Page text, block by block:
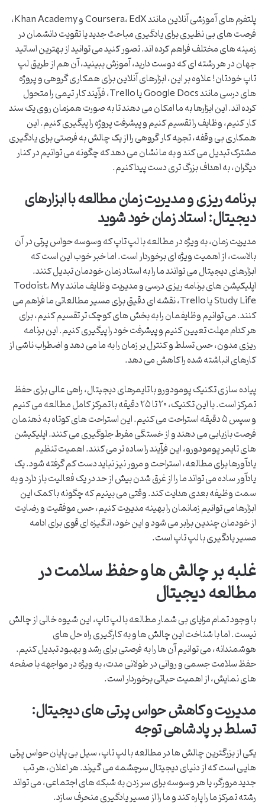
پلتفرم های آموزشی آنلاین مانند Coursera، EdX و Khan Academy،
فرصت های بی نظیری برای یادگیری مباحث جدید یا تقویت دانشمان در
زمینه های مختلف فراهم کرده اند. تصور کنید می توانید از بهترین اساتید
جهان در هر رشته ای که دوست دارید، آموزش ببینید، آن هم از طریق لپ
تاپ خودتان! علاوه بر این، ابزارهای آنلاین برای همکاری گروهی و پروژه
های درسی مانند Google Docs یا Trello، فرآیند کار تیمی را متحول
کرده اند. این ابزارها به ما امکان می دهند تا به صورت همزمان روی یک سند
کار کنیم، وظایف را تقسیم کنیم و پیشرفت پروژه را پیگیری کنیم. این
همکاری بی وقفه، تجربه کار گروهی را از یک چالش به فرصتی برای یادگیری
مشترک تبدیل می کند و به ما نشان می دهد که چگونه می توانیم در کنار
دیگران، به اهداف بزرگ تری دست پیدا کنیم.
برنامه ریزی و مدیریت زمان مطالعه با ابزارهای
دیجیتال: استاد زمان خود شوید
مدیریت زمان، به ویژه در مطالعه با لپ تاپ که وسوسه حواس پرتی در آن
بالاست، از اهمیت ویژه ای برخوردار است. اما خبر خوب این است که
ابزارهای دیجیتال می توانند ما را به استاد زمان خودمان تبدیل کنند.
اپلیکیشن های برنامه ریزی درسی و مدیریت وظایف مانند Todoist، My
Study Life یا Trello، نقشه ای دقیق برای مسیر مطالعاتی ما فراهم می
کنند. می توانیم وظایفمان را به بخش های کوچک تر تقسیم کنیم، برای
هر کدام مهلت تعیین کنیم و پیشرفت خود را پیگیری کنیم. این برنامه
ریزی مدون، حس تسلط و کنترل بر زمان را به ما می دهد و اضطراب ناشی از
کارهای انباشته شده را کاهش می دهد.
پیاده سازی تکنیک پومودورو با تایمرهای دیجیتال، راهی عالی برای حفظ
تمرکز است. با این تکنیک، ۲۰ تا ۲۵ دقیقه با تمرکز کامل مطالعه می کنیم
و سپس ۵ دقیقه استراحت می کنیم. این استراحت های کوتاه به ذهنمان
فرصت بازیابی می دهند و از خستگی مفرط جلوگیری می کنند. اپلیکیشن
های تایمر پومودورو، این فرآیند را ساده تر می کنند. اهمیت تنظیم
یادآورها برای مطالعه، استراحت و مرور نیز نباید دست کم گرفته شود. یک
یادآور ساده می تواند ما را از غرق شدن بیش از حد در یک فعالیت باز دارد و به
سمت وظیفه بعدی هدایت کند. وقتی می بینیم که چگونه با کمک این
ابزارها می توانیم زمانمان را بهینه مدیریت کنیم، حس موفقیت و رضایت
از خودمان چندین برابر می شود و این خود، انگیزه ای قوی برای ادامه
مسیر یادگیری با لپ تاپ است.
غلبه بر چالش ها و حفظ سلامت در
مطالعه دیجیتال
با وجود تمام مزایای بی شمار مطالعه با لپ تاپ، این شیوه خالی از چالش
نیست. اما با شناخت این چالش ها و به کارگیری راه حل های
هوشمندانه، می توانیم آن ها را به فرصتی برای رشد و بهبود تبدیل کنیم.
حفظ سلامت جسمی و روانی در طولانی مدت، به ویژه در مواجهه با صفحه
های نمایش، از اهمیت حیاتی برخوردار است.
مدیریت و کاهش حواس پرتی های دیجیتال:
تسلط بر پادشاهی توجه
یکی از بزرگترین چالش ها در مطالعه با لپ تاپ، سیل بی پایان حواس پرتی
هایی است که از دنیای دیجیتال سرچشمه می گیرند. هر اعلان، هر تب
جدید مرورگر، یا هر وسوسه برای سر زدن به شبکه های اجتماعی، می تواند
رشته تمرکز ما را پاره کند و ما را از مسیر یادگیری منحرف سازد.